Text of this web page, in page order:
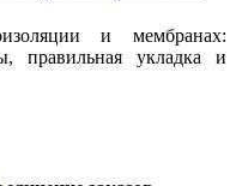
и мембранах:
правильная укладка и